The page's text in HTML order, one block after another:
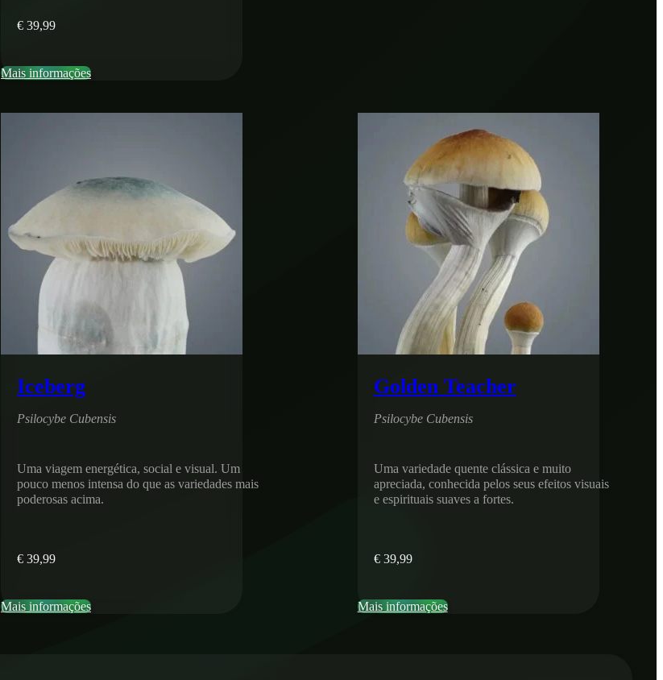
€39,99
Mais informações
Iceberg
Psilocybe Cubensis
Uma viagem energética, social e visual. Um
pouco menos intensa do que as variedades mais
poderosas acima.
€39,99
Mais informações
Golden Teacher
Psilocybe Cubensis
Uma variedade quente clássica e muito
apreciada, conhecida pelos seus efeitos visuais
e espirituais suaves a fortes.
€39,99
Mais informações